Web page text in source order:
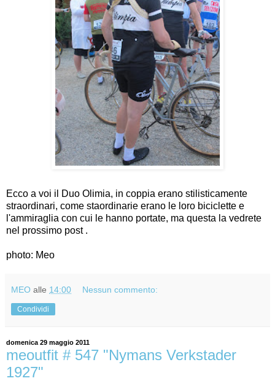
Ecco a voi il Duo Olimia, in coppia erano stilisticamente
straordinari, come staordinarie erano le loro biciclette e
l'ammiraglia con cui le hanno portate, ma questa la vedrete
nel prossimo post .
photo: Meo
MEO alle 14:00 Nessun commento:
Condividi
domenica 29 maggio 2011
meoutfit # 547 "Nymans Verkstader
1927"